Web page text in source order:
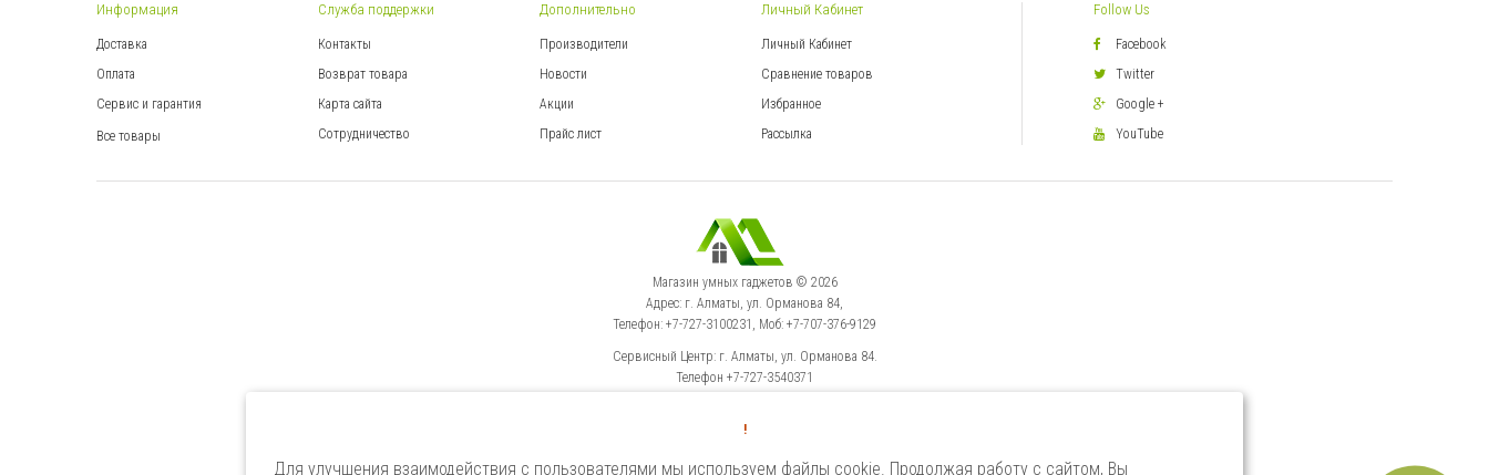
Информация
Доставка
Оплата
Сервис и гарантия
Все товары
Служба поддержки
Контакты
Возврат товара
Карта сайта
Сотрудничество
Дополнительно
Производители
Новости
Акции
Прайс лист
Личный Кабинет
Личный Кабинет
Сравнение товаров
Избранное
Рассылка
Follow Us
Facebook
Twitter
Google +
YouTube
Магазин умных гаджетов © 2026
Адрес: г. Алматы, ул. Орманова 84,
Телефон: +7-727-3100231, Моб: +7-707-376-9129
Сервисный Центр: г. Алматы, ул. Орманова 84.
Телефон +7-727-3540371
Select Language
!
Для улучшения взаимодействия с пользователями мы используем файлы cookie. Продолжая работу с сайтом, Вы